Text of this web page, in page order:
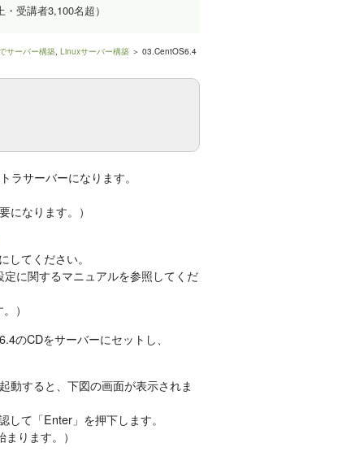
受講者3,100名超）
サーバー構築, Linuxサーバー構築 ＞ 03.CentOS6.4
サーバーになります。
になります。）
てください。
に関するマニュアルを参照してくだ
）
のCDをサーバーにセットし、
動すると、下図の画面が表示されま
て「Enter」を押下します。
ります。）